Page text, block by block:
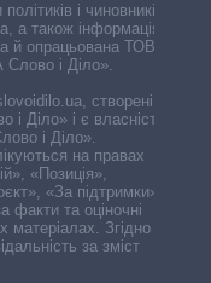
і чиновників,
а також інформація про
й опрацьована ТОВ «ІА
Слово і Діло».
створені ГО
Діло» і є власністю
і Діло».
на правах
«Позиція»,
«За підтримки».
факти та оціночні
Згідно з
за зміст